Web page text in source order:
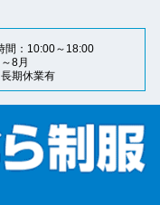
間
10:00～18:00
8月
期休業有